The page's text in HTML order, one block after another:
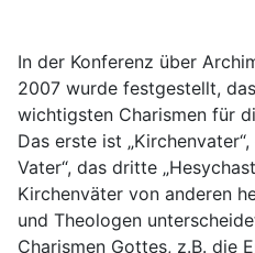
In der Konferenz über
2007 wurde festgestellt,
wichtigsten Charismen für
Das erste ist
Vater“, das dritte
Kirchenväter von anderen
und Theologen
Charismen Gottes, z.B. die